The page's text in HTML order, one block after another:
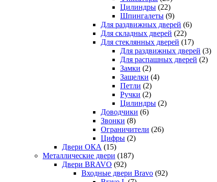
Цилиндры (22)
Шпингалеты (9)
Для раздвижных дверей (6)
Для складных дверей (22)
Для стеклянных дверей (17)
Для раздвижных дверей (3)
Для распашных дверей (2)
Замки (2)
Защелки (4)
Петли (2)
Ручки (2)
Цилиндры (2)
Доводчики (6)
Звонки (8)
Ограничители (26)
Цифры (2)
Двери ОКА (15)
Металлические двери (187)
Двери BRAVO (92)
Входные двери Bravo (92)